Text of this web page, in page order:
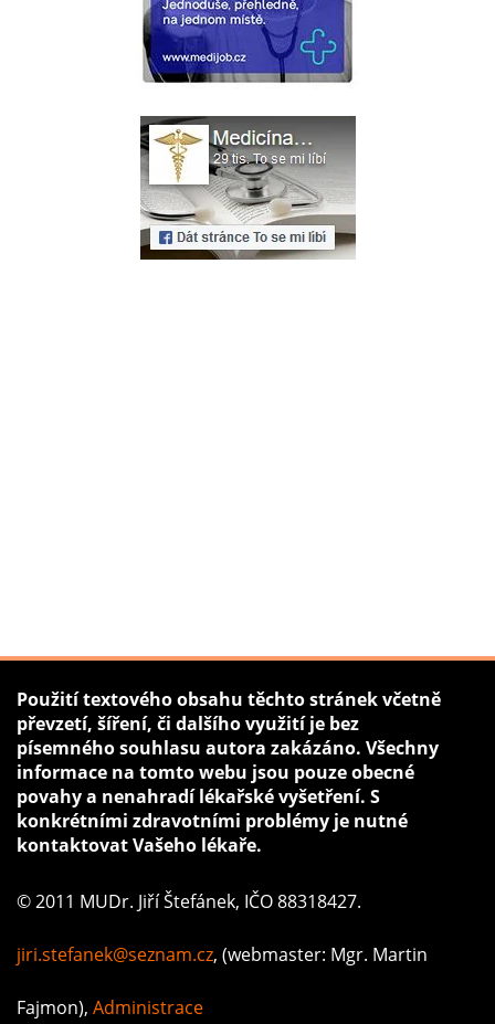
Použití textového obsahu těchto stránek včetně
převzetí, šíření, či dalšího využití je bez
písemného souhlasu autora zakázáno. Všechny
informace na tomto webu jsou pouze obecné
povahy a nenahradí lékařské vyšetření. S
konkrétními zdravotními problémy je nutné
kontaktovat Vašeho lékaře.
© 2011 MUDr. Jiří Štefánek, IČO 88318427.
jiri.stefanek@seznam.cz, (webmaster: Mgr. Martin
Fajmon), Administrace